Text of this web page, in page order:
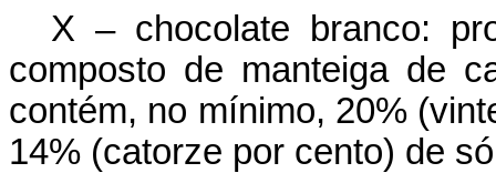
X – chocolate branco:
composto de manteiga de
contém, no mínimo, 20%
14% (catorze por cento) de